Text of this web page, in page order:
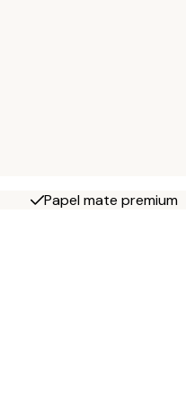
Papel mate premium